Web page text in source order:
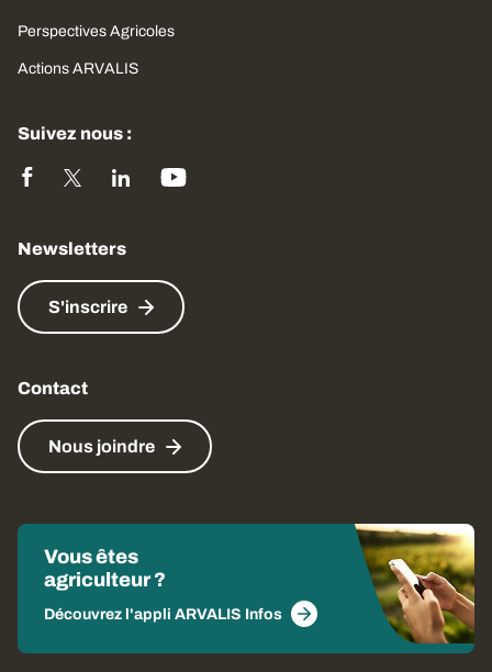
Perspectives Agricoles
Actions ARVALIS
Suivez nous :
Newsletters
S'inscrire
Contact
Nous joindre
Vous êtes
agriculteur ?
Découvrez l'appli ARVALIS Infos